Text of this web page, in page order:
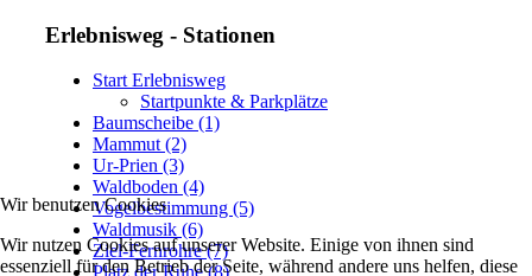
Erlebnisweg - Stationen
Start Erlebnisweg
Startpunkte & Parkplätze
Baumscheibe (1)
Mammut (2)
Ur-Prien (3)
Waldboden (4)
Vogelbestimmung (5)
Waldmusik (6)
Ziel-Fernrohre (7)
Wir benutzen Cookies
Wir nutzen Cookies auf unserer Website. Einige von ihnen sind
essenziell für den Betrieb der Seite, während andere uns helfen, diese